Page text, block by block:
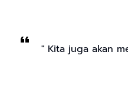
" Kita juga akan